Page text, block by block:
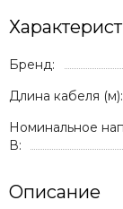
Бренд:
Длина кабеля (м):
Номинальное
В:
Описание